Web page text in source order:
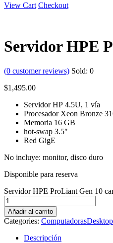
View Cart Checkout
Servidor HPE
(0 customer reviews) Sold: 0
$1,495.00
Servidor HP 4.5U, 1 vía
Procesador Xeon Bronze
Memoria 16 GB
hot-swap 3.5″
Red GigE
No incluye: monitor, disco duro
Disponible para reserva
Servidor HPE ProLiant Gen 10
Añadir al carrito
Categories: ComputadorasDesktop
Descripción